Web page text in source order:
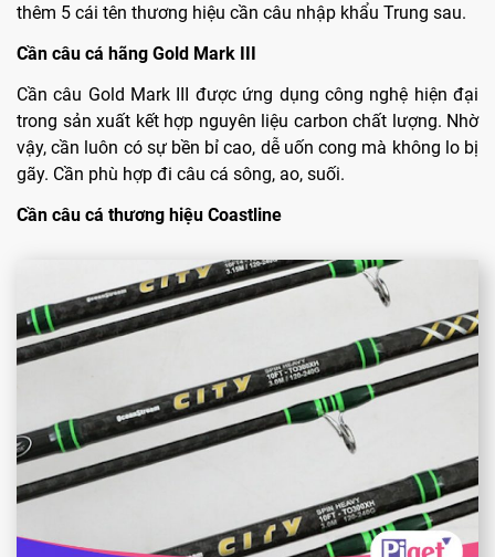
thêm 5 cái tên thương hiệu cần câu nhập khẩu Trung sau.
Cần câu cá hãng Gold Mark III
Cần câu Gold Mark III được ứng dụng công nghệ hiện đại
trong sản xuất kết hợp nguyên liệu carbon chất lượng. Nhờ
vậy, cần luôn có sự bền bỉ cao, dễ uốn cong mà không lo bị
gãy. Cần phù hợp đi câu cá sông, ao, suối.
Cần câu cá thương hiệu Coastline